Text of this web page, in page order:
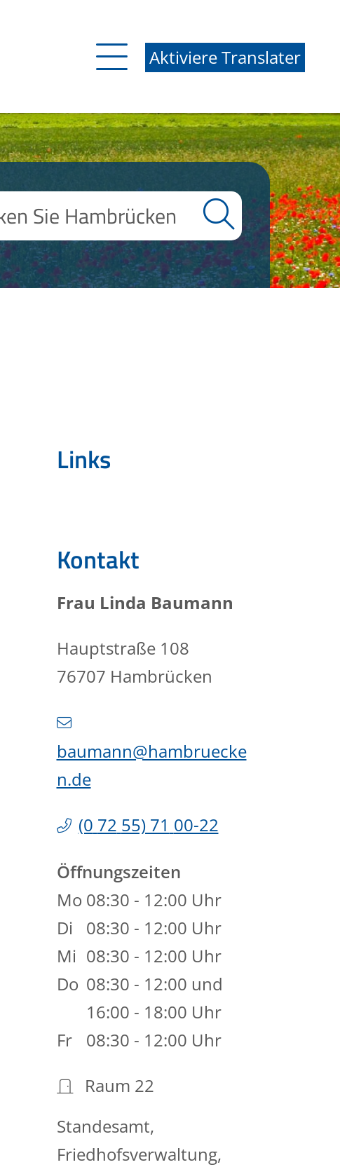
Aktiviere Translater
Links
Kontakt
Frau Linda Baumann
Hauptstraße 108
76707 Hambrücken
baumann@hambruecke
n.de
(0 72 55) 71 00-22
Öffnungszeiten
Mo 08:30 - 12:00 Uhr
Di
08:30 - 12:00 Uhr
Mi 08:30 - 12:00 Uhr
Do 08:30 - 12:00 und
16:00 - 18:00 Uhr
Fr
08:30 - 12:00 Uhr
Raum 22
Standesamt,
Friedhofsverwaltung,